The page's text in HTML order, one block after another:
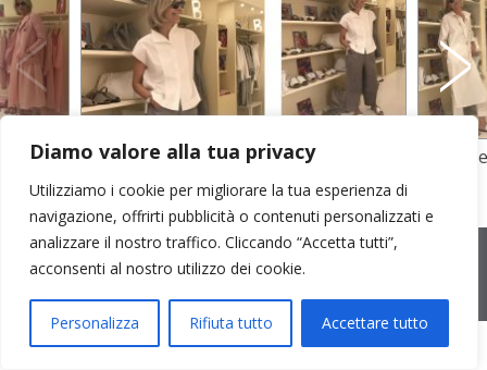
Diamo valore alla tua privacy
Utilizziamo i cookie per migliorare la tua esperienza di
navigazione, offrirti pubblicità o contenuti personalizzati e
analizzare il nostro traffico. Cliccando “Accetta tutti”,
acconsenti al nostro utilizzo dei cookie.
Personalizza Rifiuta tutto Accettare tutto
blusa in popeline di cotone e pantaloni
in lino
filo
2026 © Cristina Bonfanti| sede operativa: Via Emilia 8, 20881
Bernareggio MB | sede legale: via Duca degli Abruzzi 7/A, 20871
PEC cristinabonfanti@open.legalmail.it|credits